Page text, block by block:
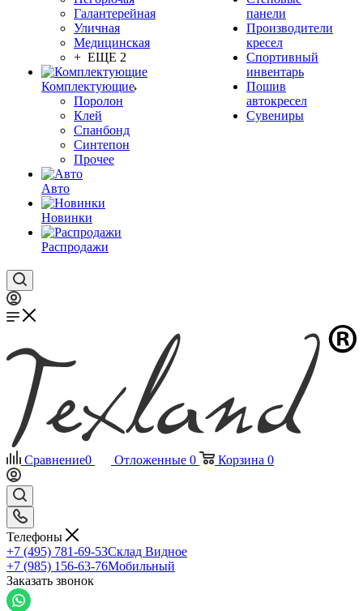
Галантерейная
Уличная
Медицинская
+ ЕЩЕ 2
Комплектующие
Поролон
Клей
Спанбонд
Синтепон
Прочее
Авто
Новинки
Распродажи
панели
Производители
кресел
Спортивный
инвентарь
Пошив
автокресел
Сувениры
Сравнение0 Отложенные 0 Корзина 0
Телефоны
+7 (495) 781-69-53Склад Видное
+7 (985) 156-63-76Мобильный
Заказать звонок